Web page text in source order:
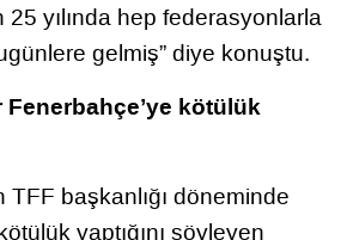
yılında hep federasyonlarla
gelmiş” diye konuştu.
Fenerbahçe’ye kötülük
TFF başkanlığı döneminde
yaptığını söyleyen